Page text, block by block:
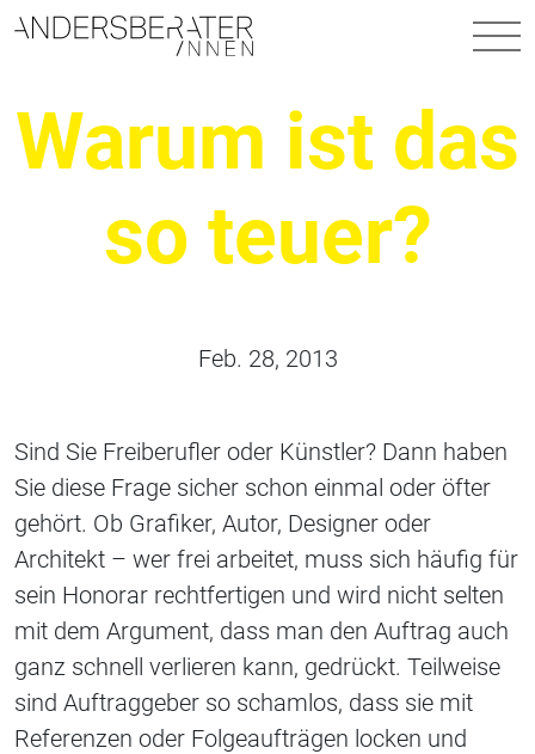
Hauptnavigation
Warum ist das
so teuer?
Feb. 28, 2013
Sind Sie Freiberufler oder Künstler? Dann haben
Sie diese Frage sicher schon einmal oder öfter
gehört. Ob Grafiker, Autor, Designer oder
Architekt – wer frei arbeitet, muss sich häufig für
sein Honorar rechtfertigen und wird nicht selten
mit dem Argument, dass man den Auftrag auch
ganz schnell verlieren kann, gedrückt. Teilweise
sind Auftraggeber so schamlos, dass sie mit
Referenzen oder Folgeaufträgen locken und